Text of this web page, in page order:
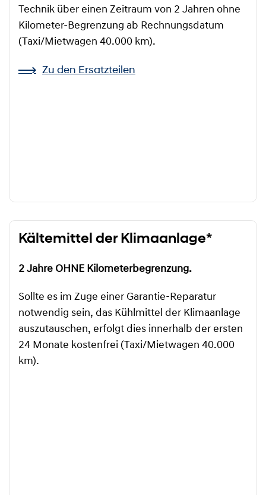
Technik über einen Zeitraum von 2 Jahren ohne
Kilometer-Begrenzung ab Rechnungsdatum
(Taxi/Mietwagen 40.000 km).
Zu den Ersatzteilen
Kältemittel der Klimaanlage*
2 Jahre OHNE Kilometerbegrenzung.
Sollte es im Zuge einer Garantie-Reparatur
notwendig sein, das Kühlmittel der Klimaanlage
auszutauschen, erfolgt dies innerhalb der ersten
24 Monate kostenfrei (Taxi/Mietwagen 40.000
km).